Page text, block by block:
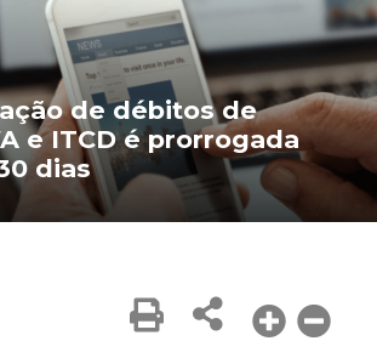
de débitos de
e ITCD é prorrogada
dias